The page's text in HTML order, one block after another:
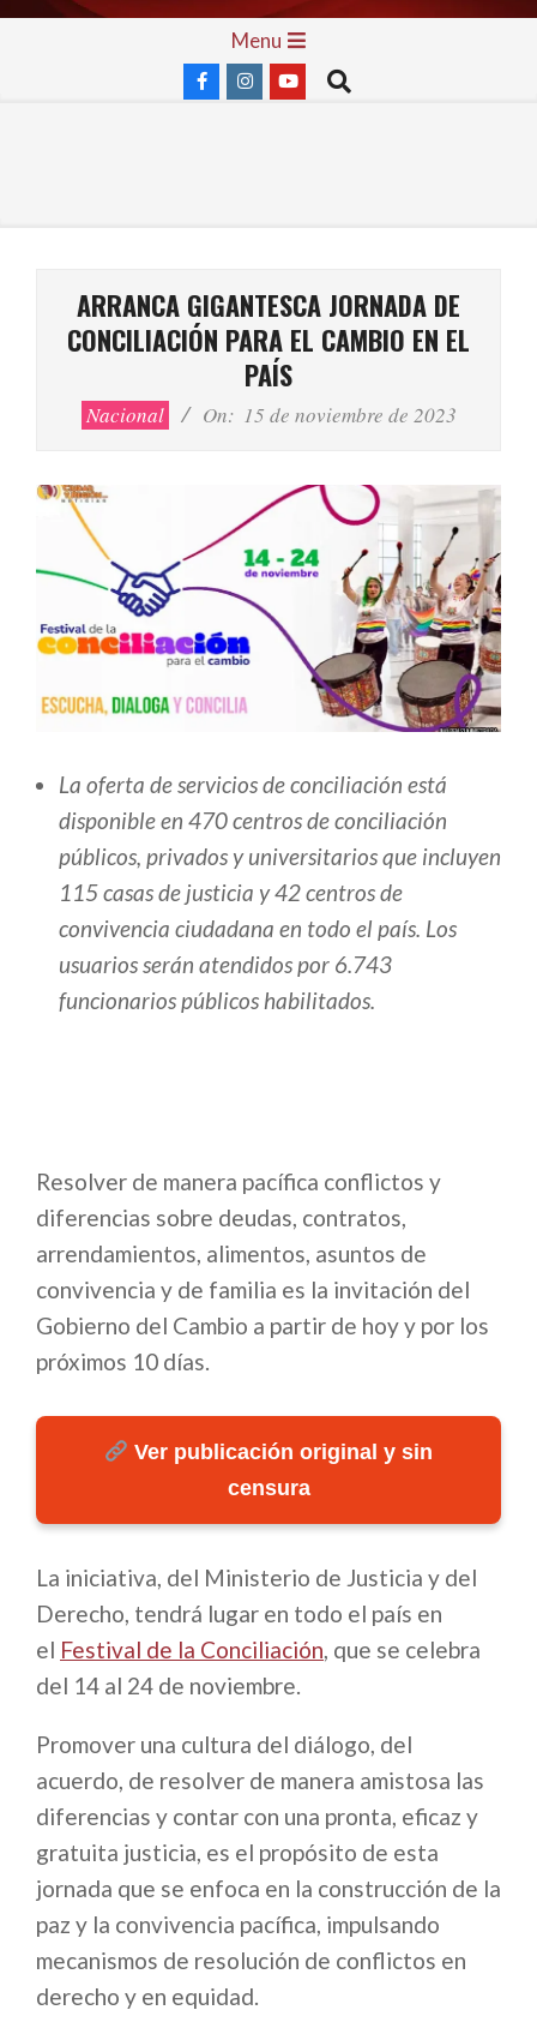
Skip
Menu
Search
ARRANCA GIGANTESCA JORNADA DE
CONCILIACIÓN PARA EL CAMBIO EN EL
PAÍS
Nacional On: 15 de noviembre de 2023
​La oferta de servicios de conciliación está
disponible en 470 centros de conciliación
públicos, privados y universitarios que incluyen
115 casas de justicia y 42 centros de
convivencia ciudadana en todo el país. Los
usuarios serán atendidos por 6.743
funcionarios públicos habilitados.
Resolver de manera pacífica conflictos y
diferencias sobre deudas, contratos,
arrendamientos, alimentos, asuntos de
convivencia y de familia es la invitación del
Gobierno del Cambio a partir de hoy y por los
próximos 10 días.
Ver publicación original y sin
censura
La iniciativa, del Ministerio de Justicia y del
Derecho, tendrá lugar en todo el país en
el Festival de la Conciliación, que se celebra
del 14 al 24 de noviembre.
Promover una cultura del diálogo, del
acuerdo, de resolver de manera amistosa las
diferencias y contar con una pronta, eficaz y
gratuita justicia, es el propósito de esta
jornada que se enfoca en la construcción de la
paz y la convivencia pacífica, impulsando
mecanismos de resolución de conflictos en
derecho y en equidad.